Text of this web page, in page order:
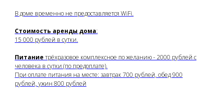
В доме временно не предоставляется WiFi.
Стоимость аренды дома:
15 000 рублей в сутки.
Питание трёхразовое комплексное по желанию - 2000 рублей с
человека в сутки (по предоплате).
При оплате питания на месте: завтрак 700 рублей, обед 900
рублей, ужин 800 рублей